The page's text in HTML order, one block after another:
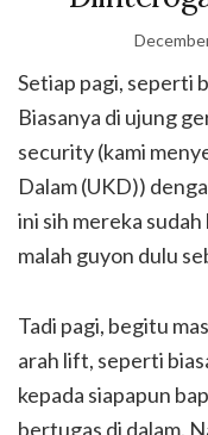
Setiap pagi, seperti
Biasanya di ujung
security (kami
Dalam (UKD))
ini sih mereka
malah guyon dulu
Tadi pagi, begitu
arah lift, seperti
kepada siapapun
bertugas di dalam.